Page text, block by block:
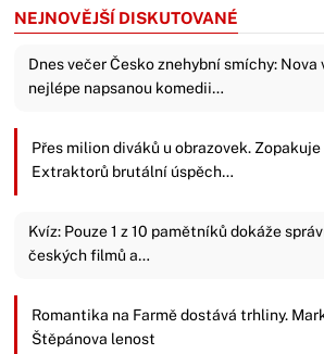
NEJNOVĚJŠÍ DISKUTOVANÉ
Dnes večer Česko znehybní smíchy: Nova
nejlépe napsanou komedii…
Přes milion diváků u obrazovek. Zopakuje
Extraktorů brutální úspěch…
Kvíz: Pouze 1 z 10 pamětníků dokáže
českých filmů a…
Romantika na Farmě dostává trhliny.
Štěpánova lenost